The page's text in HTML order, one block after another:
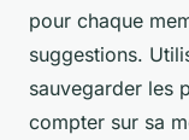
pour chaque
suggestions.
sauvegarder les
compter sur sa